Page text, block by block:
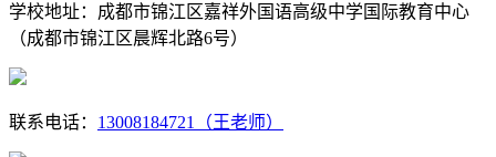
学校地址：成都市锦江区嘉祥外国语高级中学国际教育中心
（成都市锦江区晨辉北路6号）
联系电话： 13008184721（王老师）